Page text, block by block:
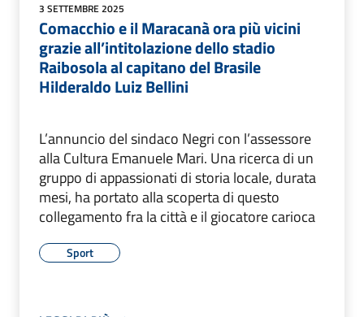
3 SETTEMBRE 2025
Comacchio e il Maracanà ora più vicini
grazie all’intitolazione dello stadio
Raibosola al capitano del Brasile
Hilderaldo Luiz Bellini
L’annuncio del sindaco Negri con l’assessore
alla Cultura Emanuele Mari. Una ricerca di un
gruppo di appassionati di storia locale, durata
mesi, ha portato alla scoperta di questo
collegamento fra la città e il giocatore carioca
Sport